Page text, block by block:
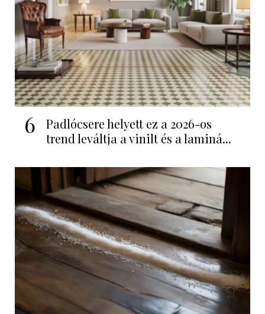
6
Padlócsere helyett ez a 2026-os
trend leváltja a vinilt és a laminá...